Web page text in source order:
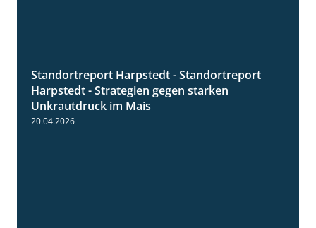
9:11
Standortreport Harpstedt - Standortreport
Harpstedt - Strategien gegen starken
Unkrautdruck im Mais
20.04.2026